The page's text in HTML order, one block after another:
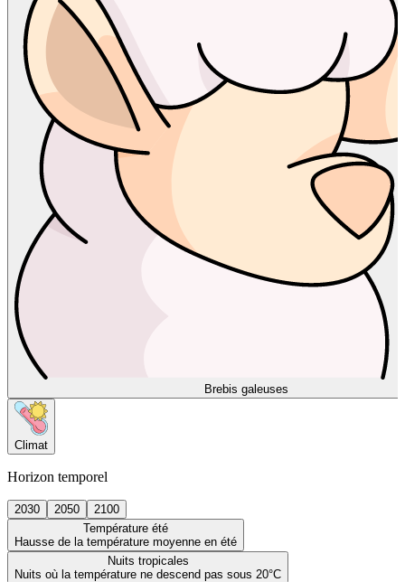
Brebis galeuses
Climat
Horizon temporel
2030 2050
2100
Température été
Hausse de la température moyenne en été
Nuits tropicales
Nuits où la température ne descend pas sous 20°C